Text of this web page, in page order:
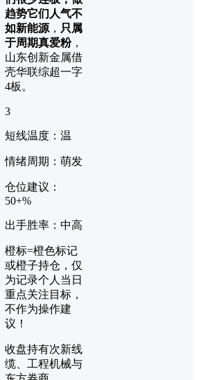
趋势它们人气不
如新能源 ， 只属
于周期真爱粉，
山东创新金属借
壳华联综超一字
4板。
3
短线温度：温
情绪周期：萌发
仓位建议：
50+%
出手胜率：中高
橙标=橙色标记
或橙子持仓，仅
为记录个人当日
重点关注目标，
不作为操作建
议！
收盘持有次新线
缆、工程机械与